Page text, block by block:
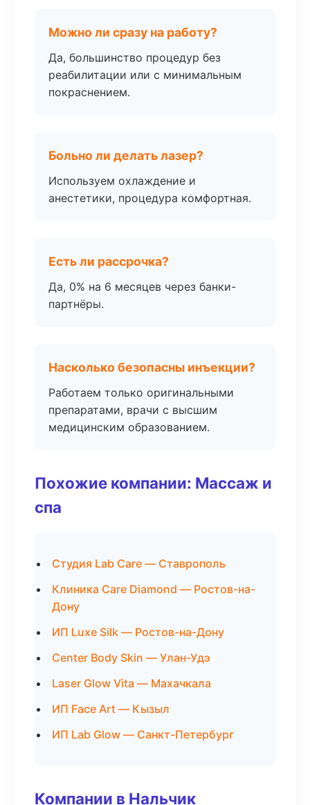
Можно ли сразу на работу?
Да, большинство процедур без
реабилитации или с минимальным
покраснением.
Больно ли делать лазер?
Используем охлаждение и
анестетики, процедура комфортная.
Есть ли рассрочка?
Да, 0% на 6 месяцев через банки-
партнёры.
Насколько безопасны инъекции?
Работаем только оригинальными
препаратами, врачи с высшим
медицинским образованием.
Похожие компании: Массаж и
спа
Студия Lab Care — Ставрополь
Клиника Care Diamond — Ростов-на-
Дону
ИП Luxe Silk — Ростов-на-Дону
Center Body Skin — Улан-Удэ
Laser Glow Vita — Махачкала
ИП Face Art — Кызыл
ИП Lab Glow — Санкт-Петербург
Компании в Нальчик